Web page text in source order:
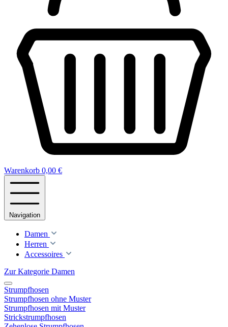
Warenkorb 0,00 €
Navigation
Damen
Herren
Accessoires
Zur Kategorie Damen
Strumpfhosen
Strumpfhosen ohne Muster
Strumpfhosen mit Muster
Strickstrumpfhosen